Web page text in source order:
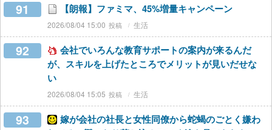
91 【朗報】ファミマ、45%増量キャンペーン
2026/08/04 15:00 生活
92
会社でいろんな教育サポートの案内が来るんだ
が、スキルを上げたところでメリットが見いだせな
い
2026/08/04 15:05 生活
93
嫁が会社の社長と女性同僚から蛇蝎のごとく嫌わ